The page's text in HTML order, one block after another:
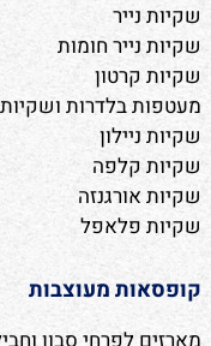
שקיות נייר
שקיות נייר חומות
שקיות קרטון
מעטפות בלדרות
שקיות ניילון
שקיות קלפה
שקיות אורגנזה
שקיות פלאפל
קופסאות מעוצבות